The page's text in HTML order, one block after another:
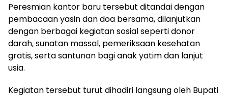
Peresmian kantor baru tersebut ditandai dengan
pembacaan yasin dan doa bersama, dilanjutkan
dengan berbagai kegiatan sosial seperti donor
darah, sunatan massal, pemeriksaan kesehatan
gratis, serta santunan bagi anak yatim dan lanjut
usia.
Kegiatan tersebut turut dihadiri langsung oleh Bupati